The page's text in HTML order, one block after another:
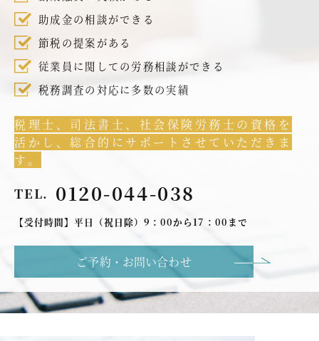
助成金の相談ができる
節税の提案がある
従業員に関しての労務相談ができる
税務調査の対応に多数の実績
税理士、司法書士、社会保険労務士の資格を
活かし、総合的にサポートさせていただきま
す。
TEL. 0120-044-038
【受付時間】平日（祝日除）9：00から17：00まで
ご予約・お問い合わせ